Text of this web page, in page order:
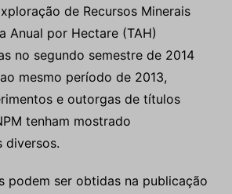
de Recursos Minerais
Anual por Hectare (TAH)
no segundo semestre de 2014
mesmo período de 2013,
e outorgas de títulos
tenham mostrado
diversos.
podem ser obtidas na publicação